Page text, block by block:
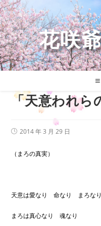
コ
ン
テ
ン
ツ
へ
ス
花咲
「天意われら
投
開
2014 年 3 月 29 日
（まろの真実）
天意は愛なり 命なり まろなり
まろは真心なり 魂なり